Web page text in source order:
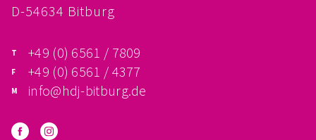
FÖRDERVEREIN
PRAKTIKUM, FSJ
KONZEPTION
D-54634 Bitburg
+49 (0) 6561 / 7809
+49 (0) 6561 / 4377
info@hdj-bitburg.de